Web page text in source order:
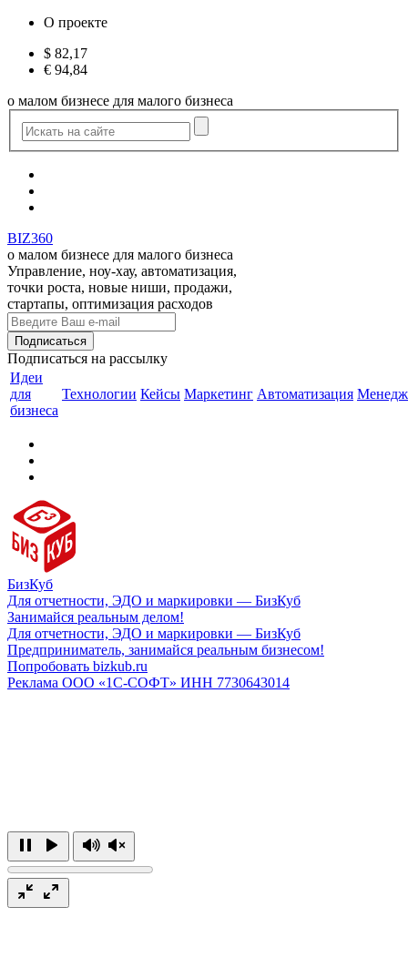
О проекте
$ 82,17
€ 94,84
о малом бизнесе для малого бизнеса
BIZ360
о малом бизнесе для малого бизнеса
Управление, ноу-хау, автоматизация,
точки роста, новые ниши, продажи,
стартапы, оптимизация расходов
Подписаться на рассылку
Идеи
для
бизнеса
Технологии Кейсы Маркетинг Автоматизация
БизКуб
Для отчетности, ЭДО и маркировки — БизКуб
Занимайся реальным делом!
Для отчетности, ЭДО и маркировки — БизКуб
Предприниматель, занимайся реальным бизнесом!
Попробовать bizkub.ru
Реклама ООО «1С-СОФТ» ИНН 7730643014